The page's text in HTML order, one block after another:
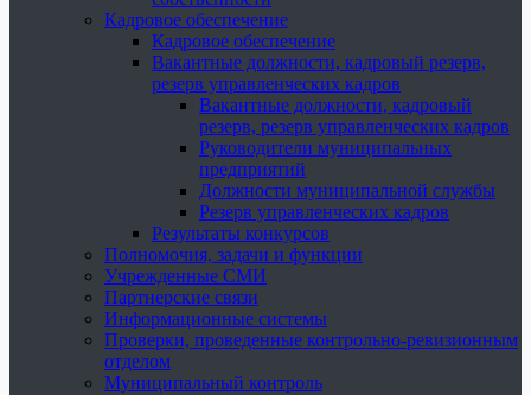
Кадровое обеспечение
Кадровое обеспечение
Вакантные должности, кадровый резерв,
резерв управленческих кадров
Вакантные должности, кадровый
резерв, резерв управленческих кадров
Руководители муниципальных
предприятий
Должности муниципальной службы
Резерв управленческих кадров
Результаты конкурсов
Полномочия, задачи и функции
Учрежденные СМИ
Партнерские связи
Информационные системы
Проверки, проведенные контрольно-ревизионным
отделом
Муниципальный контроль